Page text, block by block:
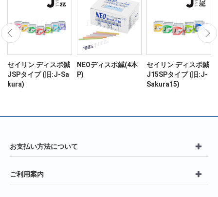
セイリン ディスポ鍼
JSPタイプ (旧:J-Sa
kura)
NEOディスポ鍼(4本
P)
セイリン ディスポ鍼
J15SPタイプ (旧:J-
Sakura15)
お支払い方法について
ご利用案内